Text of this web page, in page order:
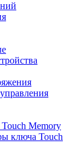
Memory
ключа Touch